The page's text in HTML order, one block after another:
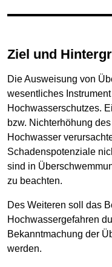
Ziel und
Die Ausweisung von
wesentliches
Hochwasserschutzes.
bzw. Nichterhöhung
Hochwasser
Schadenspotenziale
sind in
zu beachten.
Des Weiteren soll das
Hochwassergefahren
Bekanntmachung der
werden.